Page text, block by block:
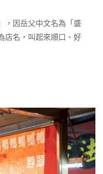
，因岳父中文名為「盛
店名，叫起來順口、好